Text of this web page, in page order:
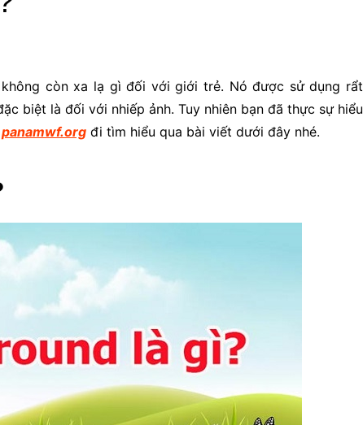
còn xa lạ gì đối với giới trẻ. Nó được sử dụng rẩt
biệt là đối với nhiếp ảnh. Tuy nhiên bạn đã thực sự hiểu
panamwf.org đi tìm hiểu qua bài viết dưới đây nhé.